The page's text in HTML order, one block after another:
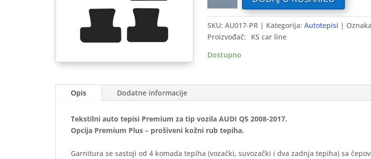
tepisi
AUDI
Q5
2008-
Premium
SKU: AU017-PR Kategorija: Autotepisi
Proizvođač:
KS car line
Dostupno
Opis Dodatne informacije
Tekstilni auto tepisi Premium za tip vozila AUDI Q5 2008-2017.
Opcija Premium Plus – prošiveni kožni rub tepiha.
Garnitura se sastoji od 4 komada tepiha (vozački, suvozački i dva zadnja tepiha) sa